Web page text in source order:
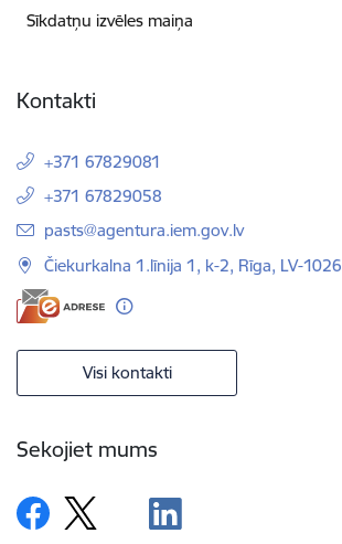
Sīkdatņu izvēles maiņa
Kontakti
+371 67829081
+371 67829058
E-pasts:
pasts@agentura.iem.gov.lv
Čiekurkalna 1.līnija 1, k-2, Rīga, LV-1026
Visi kontakti
Sekojiet mums